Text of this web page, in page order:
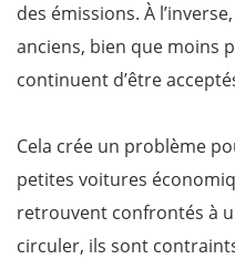
des émissions. À
anciens, bien que moins
continuent d’être
Cela crée un problème
petites voitures
retrouvent confrontés à
circuler, ils sont